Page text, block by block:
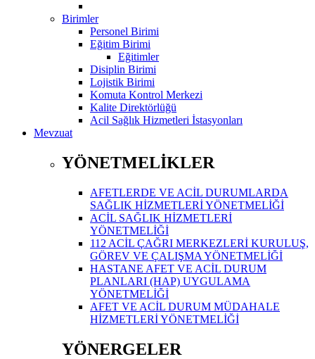
Birimler
Personel Birimi
Eğitim Birimi
Eğitimler
Disiplin Birimi
Lojistik Birimi
Komuta Kontrol Merkezi
Kalite Direktörlüğü
Acil Sağlık Hizmetleri İstasyonları
Mevzuat
YÖNETMELİKLER
AFETLERDE VE ACİL DURUMLARDA
SAĞLIK HİZMETLERİ YÖNETMELİĞİ
ACİL SAĞLIK HİZMETLERİ
YÖNETMELİĞİ
112 ACİL ÇAĞRI MERKEZLERİ KURULUŞ,
GÖREV VE ÇALIŞMA YÖNETMELİĞİ
HASTANE AFET VE ACİL DURUM
PLANLARI (HAP) UYGULAMA
YÖNETMELİĞİ
AFET VE ACİL DURUM MÜDAHALE
HİZMETLERİ YÖNETMELİĞİ
YÖNERGELER